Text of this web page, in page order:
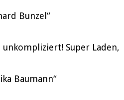
Super Laden,